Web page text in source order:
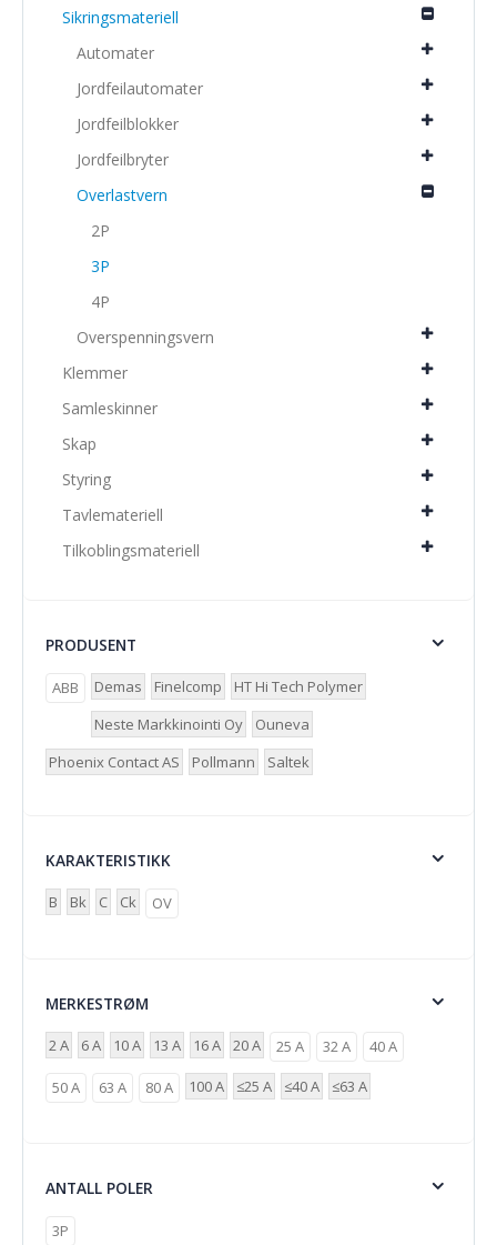
Sikringsmateriell
Automater
Jordfeilautomater
Jordfeilblokker
Jordfeilbryter
Overlastvern
2P
3P
4P
Overspenningsvern
Klemmer
Samleskinner
Skap
Styring
Tavlemateriell
Tilkoblingsmateriell
PRODUSENT
ABB Demas Finelcomp
HT Hi Tech Polymer
Neste Markkinointi Oy
Ouneva
Phoenix Contact AS
Pollmann Saltek
KARAKTERISTIKK
B Bk C Ck OV
MERKESTRØM
2 A 6 A 10 A 13 A 16 A 20 A 25 A 32 A 40 A
50 A 63 A 80 A 100 A ≤25 A ≤40 A ≤63 A
ANTALL POLER
3P